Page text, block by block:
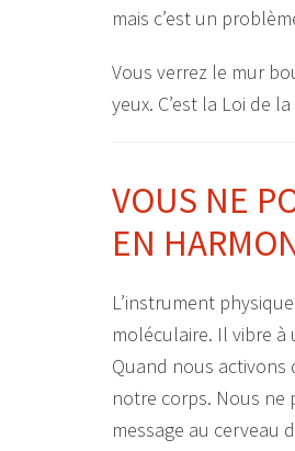
mais c’est un
Vous verrez le mur
yeux. C’est la Loi de
VOUS NE
EN
L’instrument
moléculaire. Il vibre
Quand nous
notre corps. Nous ne
message au cerveau